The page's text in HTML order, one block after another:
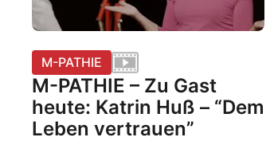
M-PATHIE
M-PATHIE – Zu Gast
heute: Katrin Huß – “Dem
Leben vertrauen”